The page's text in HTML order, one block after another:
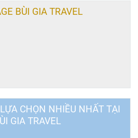
BÙI GIA TRAVEL
CHỌN NHIỀU NHẤT TẠI
GIA TRAVEL